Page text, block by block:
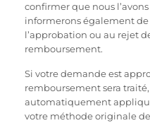
confirmer que nous
informerons également
l’approbation ou au rejet
remboursement.
Si votre demande est
remboursement sera
automatiquement
votre méthode originale